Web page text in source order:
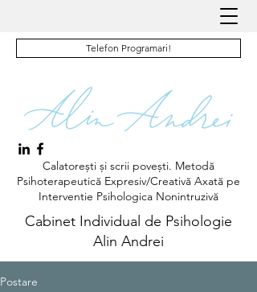
Calatorești și scrii povești. Metodă
Psihoterapeutică Expresiv/Creativă Axată pe
Interventie Psihologica Nonintruzivă
Telefon Programari!
Cabinet Individual de Psihologie
Alin Andrei
Postare